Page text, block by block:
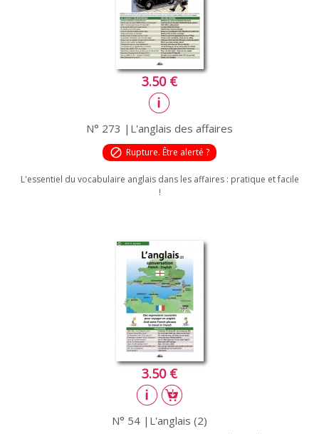
3.50 €
N° 273 |L'anglais des affaires
block Rupture. Être alerté ?
L'essentiel du vocabulaire anglais dans les affaires : pratique et facile
!
3.50 €
N° 54 |L'anglais (2)